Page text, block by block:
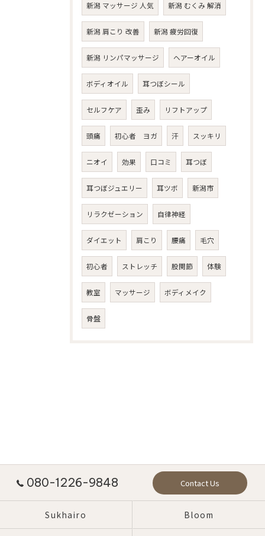
新潟 マッサージ 人気 新潟 むくみ 解消
新潟 肩こり 改善 新潟 疲労回復
新潟 リンパマッサージ ヘアーオイル
ボディオイル 耳つぼシール
セルフケア 歪み リフトアップ
頭痛 初心者 ヨガ 汗 スッキリ
ニオイ 効果 口コミ 耳つぼ
耳つぼジュエリー 耳ツボ 新潟市
リラクゼーション 自律神経
ダイエット 肩こり 腰痛 毛穴
初心者 ストレッチ 股関節 体験
教室 マッサージ ボディメイク
骨盤
080-1226-9848 Contact Us
Sukhairo Bloom